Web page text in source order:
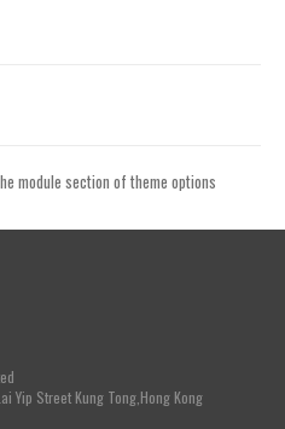
module section of theme options
Yip Street Kung Tong,Hong Kong